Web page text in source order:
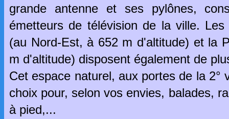
grande antenne et ses pylônes,
émetteurs de télévision de la ville.
(au Nord-Est, à 652 m d'altitude) et la
m d'altitude) disposent également de
Cet espace naturel, aux portes de la 2°
choix pour, selon vos envies, balades,
à pied,...